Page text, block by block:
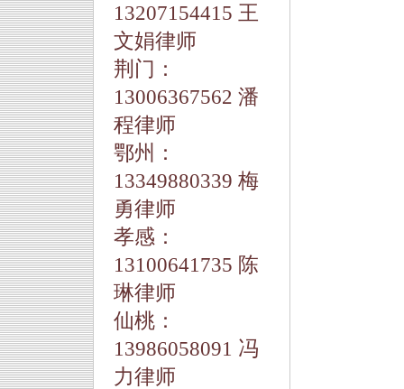
13207154415 王
文娟律师
荆门：
13006367562 潘
程律师
鄂州：
13349880339 梅
勇律师
孝感：
13100641735 陈
琳律师
仙桃：
13986058091 冯
力律师